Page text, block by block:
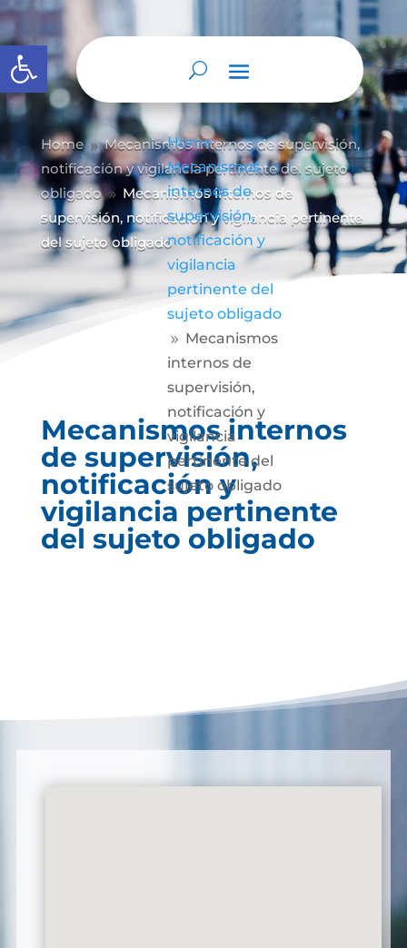
Abrir barra de herramientas
Home 9
Mecanismos
internos de
supervisión,
notificación y
vigilancia
pertinente del
sujeto obligado
9 Mecanismos
internos de
supervisión,
notificación y
vigilancia
pertinente del
sujeto obligado
Home 9 Mecanismos internos de supervisión,
notificación y vigilancia pertinente del sujeto
obligado 9 Mecanismos internos de
supervisión, notificación y vigilancia pertinente
del sujeto obligado
Mecanismos internos
de supervisión,
notificación y
vigilancia pertinente
del sujeto obligado